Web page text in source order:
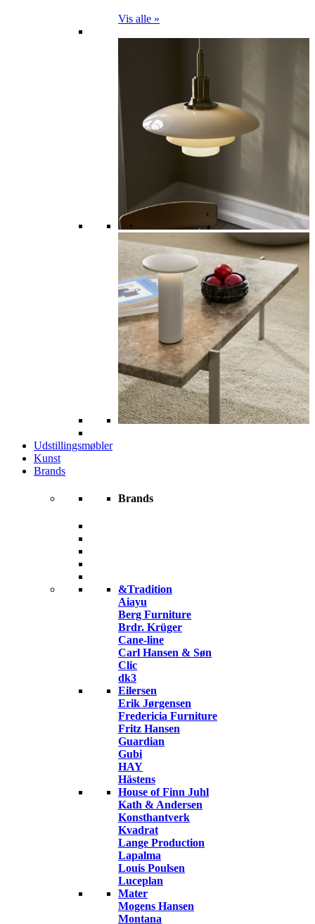
Vis alle »
Udstillingsmøbler
Kunst
Brands
Brands
&Tradition
Aiayu
Berg Furniture
Brdr. Krüger
Cane-line
Carl Hansen & Søn
Clic
dk3
Eilersen
Erik Jørgensen
Fredericia Furniture
Fritz Hansen
Guardian
Gubi
HAY
Hästens
House of Finn Juhl
Kath & Andersen
Konsthantverk
Kvadrat
Lange Production
Lapalma
Louis Poulsen
Luceplan
Mater
Mogens Hansen
Montana